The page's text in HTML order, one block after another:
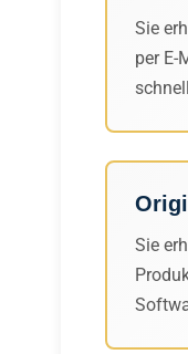
Sie
per E-
Sie